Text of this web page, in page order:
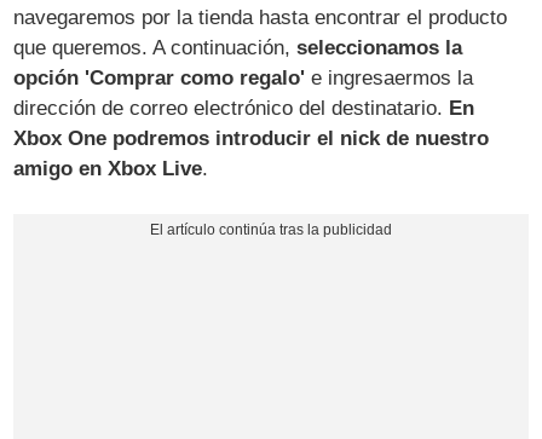
navegaremos por la tienda hasta encontrar el producto
que queremos. A continuación,seleccionamos la
opción 'Comprar como regalo' e ingresaermos la
dirección de correo electrónico del destinatario. En
Xbox One podremos introducir el nick de nuestro
amigo en Xbox Live.